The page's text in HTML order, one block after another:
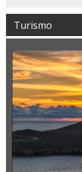
Turismo